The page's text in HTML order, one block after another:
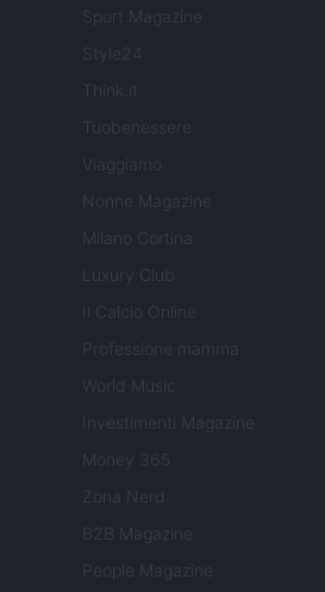
Sport Magazine
Style24
Think.it
Tuobenessere
Viaggiamo
Nonne Magazine
Milano Cortina
Luxury Club
Il Calcio Online
Professione mamma
World Music
Investimenti Magazine
Money 365
Zona Nerd
B2B Magazine
People Magazine